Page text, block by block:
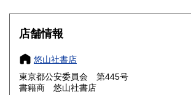
大阪府
奈良県
鳥取県 1,600円
店舗情報
悠山社書店
東京都公安委員会 第445号
書籍商 悠山社書店